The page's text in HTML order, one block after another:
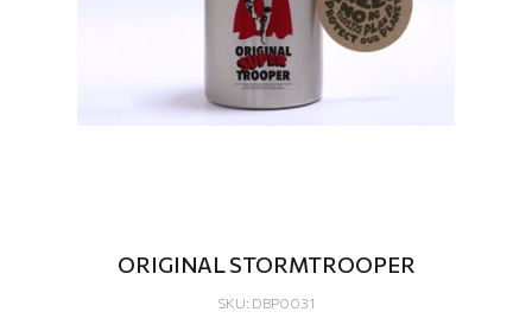
ORIGINAL STORMTROOPER
SKU: DBP0031